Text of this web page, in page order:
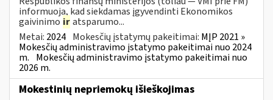
informuoja, kad siekdamas įgyvendinti Ekonomikos
gaivinimo iratsparumo...
Metai: 2024 Mokesčių įstatymų pakeitimai: MĮP 2021 »
Mokesčių administravimo įstatymo pakeitimai nuo 2024
m. Mokesčių administravimo įstatymo pakeitimai nuo
2026 m.
Mokestinių nepriemokų išieškojimas